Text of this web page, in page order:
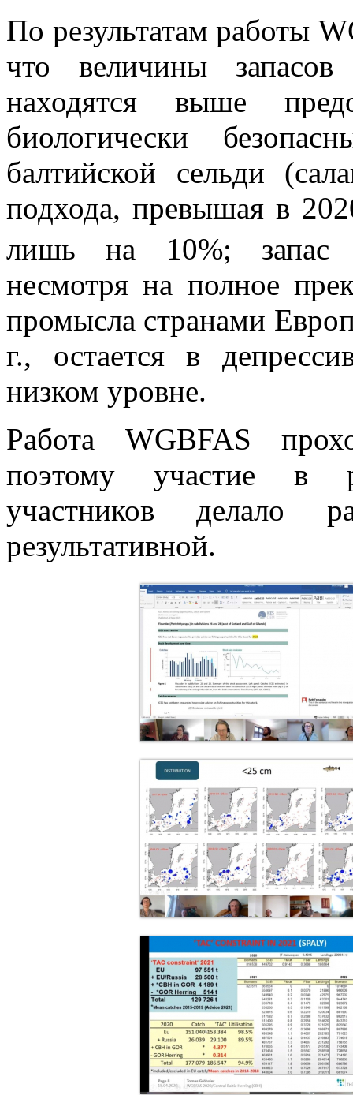
По результатам работы
что величины
находятся выше
биологически
балтийской сельди
подхода, превышая в
лишь на 10%; запас
несмотря на полное
промысла странами
г., остается в
низком уровне.
Работа WGBFAS
поэтому участие в
участников делало
результативной.